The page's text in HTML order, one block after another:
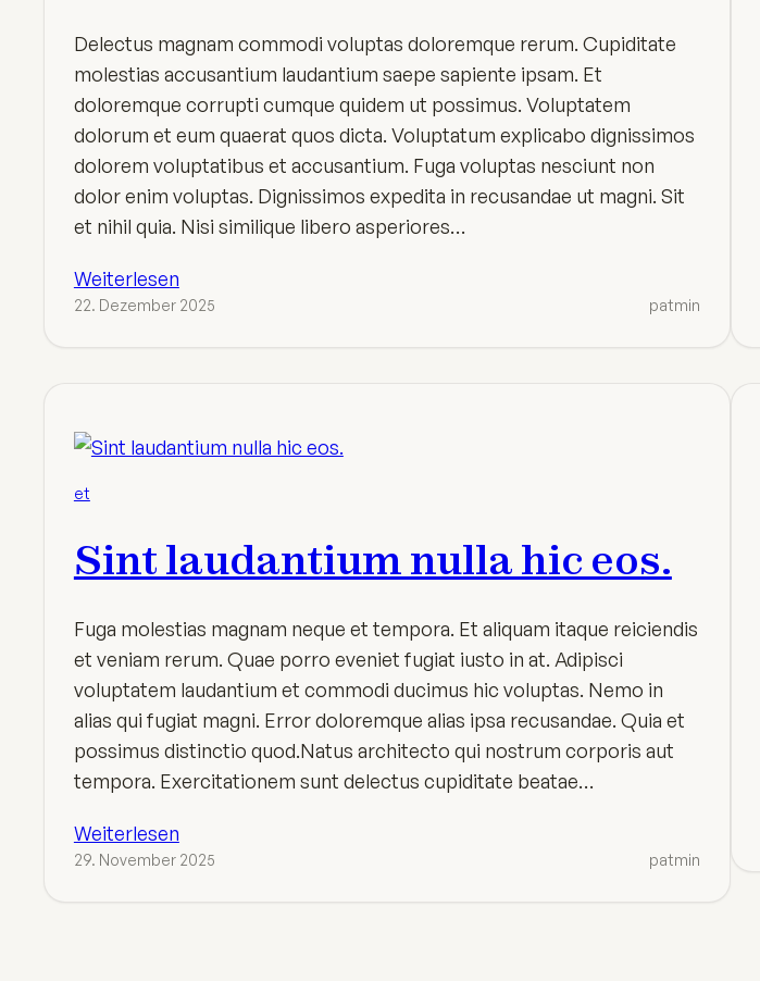
Delectus magnam commodi voluptas doloremque rerum. Cupiditate
molestias accusantium laudantium saepe sapiente ipsam. Et
doloremque corrupti cumque quidem ut possimus. Voluptatem
dolorum et eum quaerat quos dicta. Voluptatum explicabo dignissimos
dolorem voluptatibus et accusantium. Fuga voluptas nesciunt non
dolor enim voluptas. Dignissimos expedita in recusandae ut magni. Sit
et nihil quia. Nisi similique libero asperiores…
Weiterlesen
22. Dezember 2025 patmin
et
Sint laudantium nulla hic eos.
Fuga molestias magnam neque et tempora. Et aliquam itaque reiciendis
et veniam rerum. Quae porro eveniet fugiat iusto in at. Adipisci
voluptatem laudantium et commodi ducimus hic voluptas. Nemo in
alias qui fugiat magni. Error doloremque alias ipsa recusandae. Quia et
possimus distinctio quod.Natus architecto qui nostrum corporis aut
tempora. Exercitationem sunt delectus cupiditate beatae…
Weiterlesen
29. November 2025 patmin